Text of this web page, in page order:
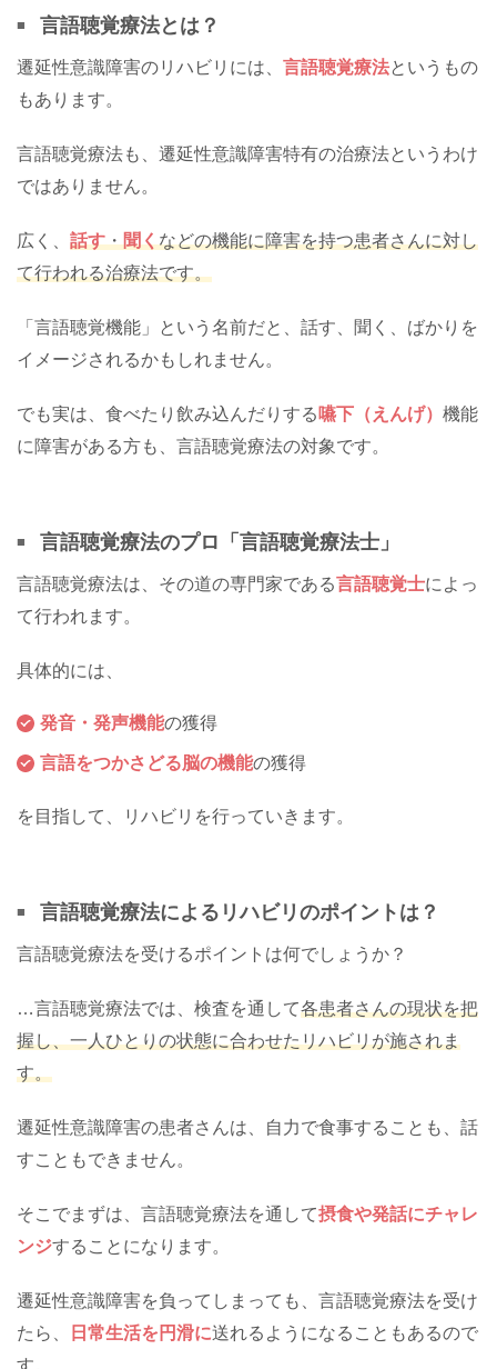
言語聴覚療法とは？
遷延性意識障害のリハビリには、 言語聴覚療法というもの
もあります。
言語聴覚療法も、遷延性意識障害特有の治療法というわけ
ではありません。
広く、 話す・聞くなどの機能に障害を持つ患者さんに対し
て行われる治療法です。
「言語聴覚機能」という名前だと、話す、聞く、ばかりを
イメージされるかもしれません。
でも実は、食べたり飲み込んだりする 嚥下（えんげ） 機能
に障害がある方も、言語聴覚療法の対象です。
言語聴覚療法のプロ「言語聴覚療法士」
言語聴覚療法は、その道の専門家である言語聴覚士によっ
て行われます。
具体的には、
発音・発声機能の獲得
言語をつかさどる脳の機能の獲得
を目指して、リハビリを行っていきます。
言語聴覚療法によるリハビリのポイントは？
言語聴覚療法を受けるポイントは何でしょうか？
…言語聴覚療法では、検査を通して各患者さんの現状を把
握し、一人ひとりの状態に合わせたリハビリが施されま
す。
遷延性意識障害の患者さんは、自力で食事することも、話
すこともできません。
そこでまずは、言語聴覚療法を通して摂食や発話にチャレ
ンジすることになります。
遷延性意識障害を負ってしまっても、言語聴覚療法を受け
たら、
日常生活を円滑に送れるようになることもあるので
す。